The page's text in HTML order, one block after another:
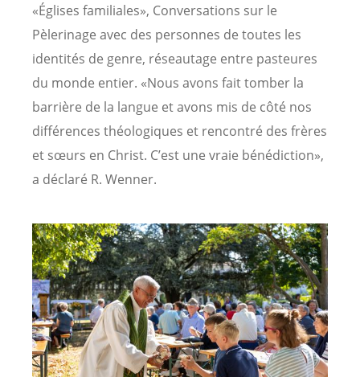
«Églises familiales», Conversations sur le
Pèlerinage avec des personnes de toutes les
identités de genre, réseautage entre pasteures
du monde entier. «Nous avons fait tomber la
barrière de la langue et avons mis de côté nos
différences théologiques et rencontré des frères
et sœurs en Christ. C’est une vraie bénédiction»,
a déclaré R. Wenner.
Image